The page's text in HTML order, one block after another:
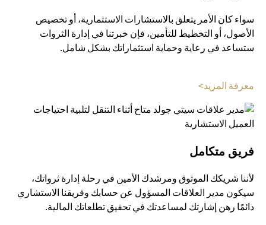
سواء كان الأمر يتعلق بالاستشارات الاستثمارية، أو تخصيص
الأصول، أو التخطيط للتأمين، فإن خبرتنا في إدارة الثروات
ستساعد في رعاية وحماية استثماراتك بشكل شامل.
معرفة المزيد>
فريق متكامل
لأننا شريكك الموثوق ومرشدك الأمين في رحلة إدارة ثرواتك،
سيكون مدير العلاقات المسؤول عن حسابك وفريقنا الاستشاري
دائمًا رهن إشارتك لمساعدتك في تحقيق تطلعاتك المالية.